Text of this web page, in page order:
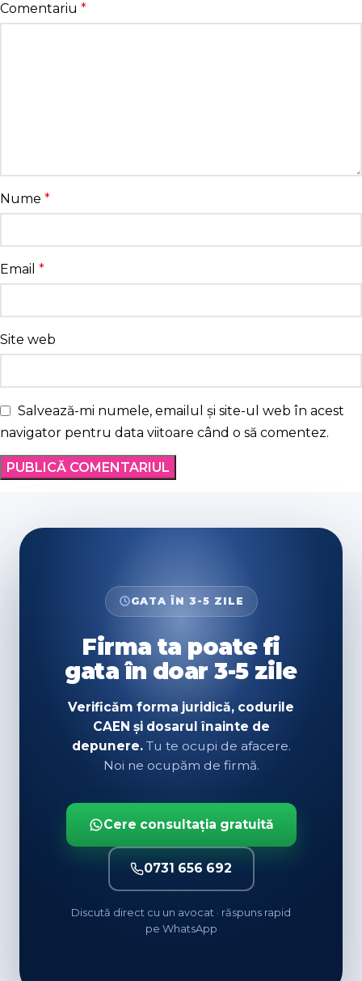
Comentariu *
Nume *
Email *
Site web
Salvează-mi numele, emailul și site-ul web în acest
navigator pentru data viitoare când o să comentez.
GATA ÎN 3-5 ZILE
Firma ta poate fi
gata în doar 3-5 zile
Verificăm forma juridică, codurile
CAEN și dosarul înainte de
depunere.Tu te ocupi de afacere.
Noi ne ocupăm de firmă.
Cere consultația gratuită
0731 656 692
Discută direct cu un avocat · răspuns rapid
pe WhatsApp